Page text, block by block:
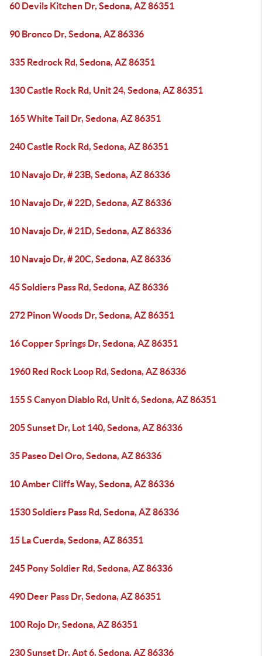
60 Devils Kitchen Dr, Sedona, AZ 86351
90 Bronco Dr, Sedona, AZ 86336
335 Redrock Rd, Sedona, AZ 86351
130 Castle Rock Rd, Unit 24, Sedona, AZ 86351
165 White Tail Dr, Sedona, AZ 86351
240 Castle Rock Rd, Sedona, AZ 86351
10 Navajo Dr, # 23B, Sedona, AZ 86336
10 Navajo Dr, # 22D, Sedona, AZ 86336
10 Navajo Dr, # 21D, Sedona, AZ 86336
10 Navajo Dr, # 20C, Sedona, AZ 86336
45 Soldiers Pass Rd, Sedona, AZ 86336
272 Pinon Woods Dr, Sedona, AZ 86351
16 Copper Springs Dr, Sedona, AZ 86351
1960 Red Rock Loop Rd, Sedona, AZ 86336
155 S Canyon Diablo Rd, Unit 6, Sedona, AZ 86351
205 Sunset Dr, Lot 140, Sedona, AZ 86336
35 Paseo Del Oro, Sedona, AZ 86336
10 Amber Cliffs Way, Sedona, AZ 86336
1530 Soldiers Pass Rd, Sedona, AZ 86336
15 La Cuerda, Sedona, AZ 86351
245 Pony Soldier Rd, Sedona, AZ 86336
490 Deer Pass Dr, Sedona, AZ 86351
100 Rojo Dr, Sedona, AZ 86351
230 Sunset Dr, Apt 6, Sedona, AZ 86336